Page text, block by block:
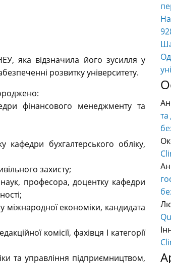
яка відзначила його зусилля у
розвитку університету.
фінансового менеджменту та
кафедри бухгалтерського обліку,
захисту;
професора, доцентку кафедри
економіки, кандидата
комісії, фахівця І категорії
та управління підприємництвом,